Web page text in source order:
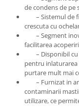
Vopsea auto
Vopsea Ready Mix
Vopsea industriala
Intaritor vopsea 2K
Vopsea Spray
2.10 LAC AUTO
Lac auto MS
Lac auto HS
de condens de pe
– Sistemul de
crescuta cu
– Segment
facilitarea
– Disponibil cu
pentru inlaturarea
purtare mult mai
– Furnizat in
contaminarii
utilizare, ce